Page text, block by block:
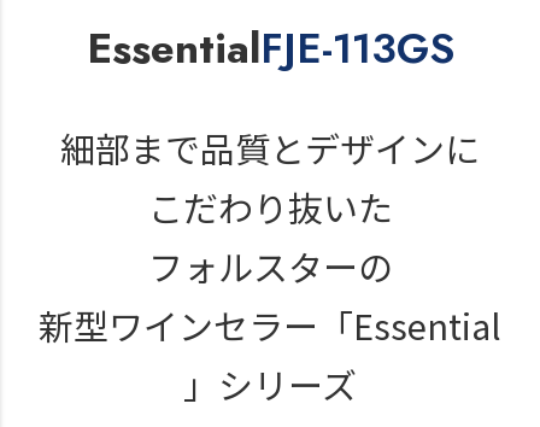
EssentialFJE-113GS
細部まで品質とデザインに
こだわり抜いた
フォルスターの
新型ワインセラー 「Essential
」シリーズ